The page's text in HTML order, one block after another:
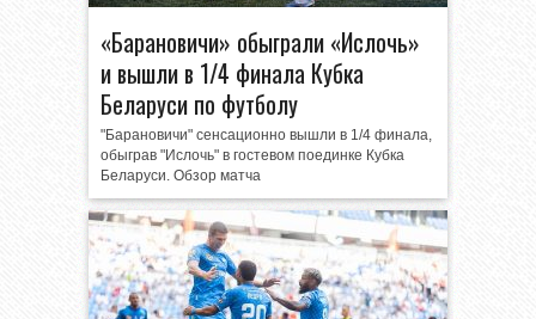
«Барановичи» обыграли «Ислочь»
и вышли в 1/4 финала Кубка
Беларуси по футболу
"Барановичи" сенсационно вышли в 1/4 финала,
обыграв "Ислочь" в гостевом поединке Кубка
Беларуси. Обзор матча